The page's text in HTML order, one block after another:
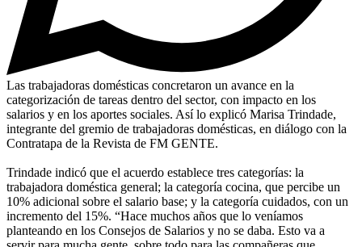
Las trabajadoras domésticas concretaron un avance en la
categorización de tareas dentro del sector, con impacto en los
salarios y en los aportes sociales. Así lo explicó Marisa Trindade,
integrante del gremio de trabajadoras domésticas, en diálogo con la
Contratapa de la Revista de FM GENTE.
Trindade indicó que el acuerdo establece tres categorías: la
trabajadora doméstica general; la categoría cocina, que percibe un
10% adicional sobre el salario base; y la categoría cuidados, con un
incremento del 15%. “Hace muchos años que lo veníamos
planteando en los Consejos de Salarios y no se daba. Esto va a